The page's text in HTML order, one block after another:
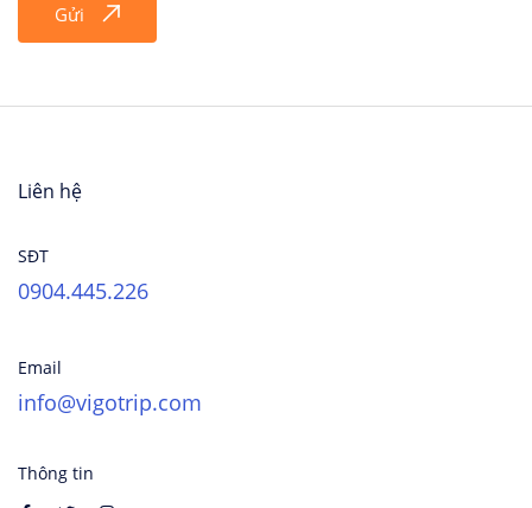
Gửi
Liên hệ
SĐT
0904.445.226
Email
info@vigotrip.com
Thông tin